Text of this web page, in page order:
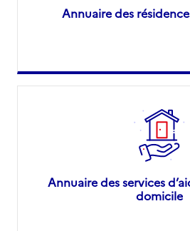
Annuaire des
Annuaire des services
domicile